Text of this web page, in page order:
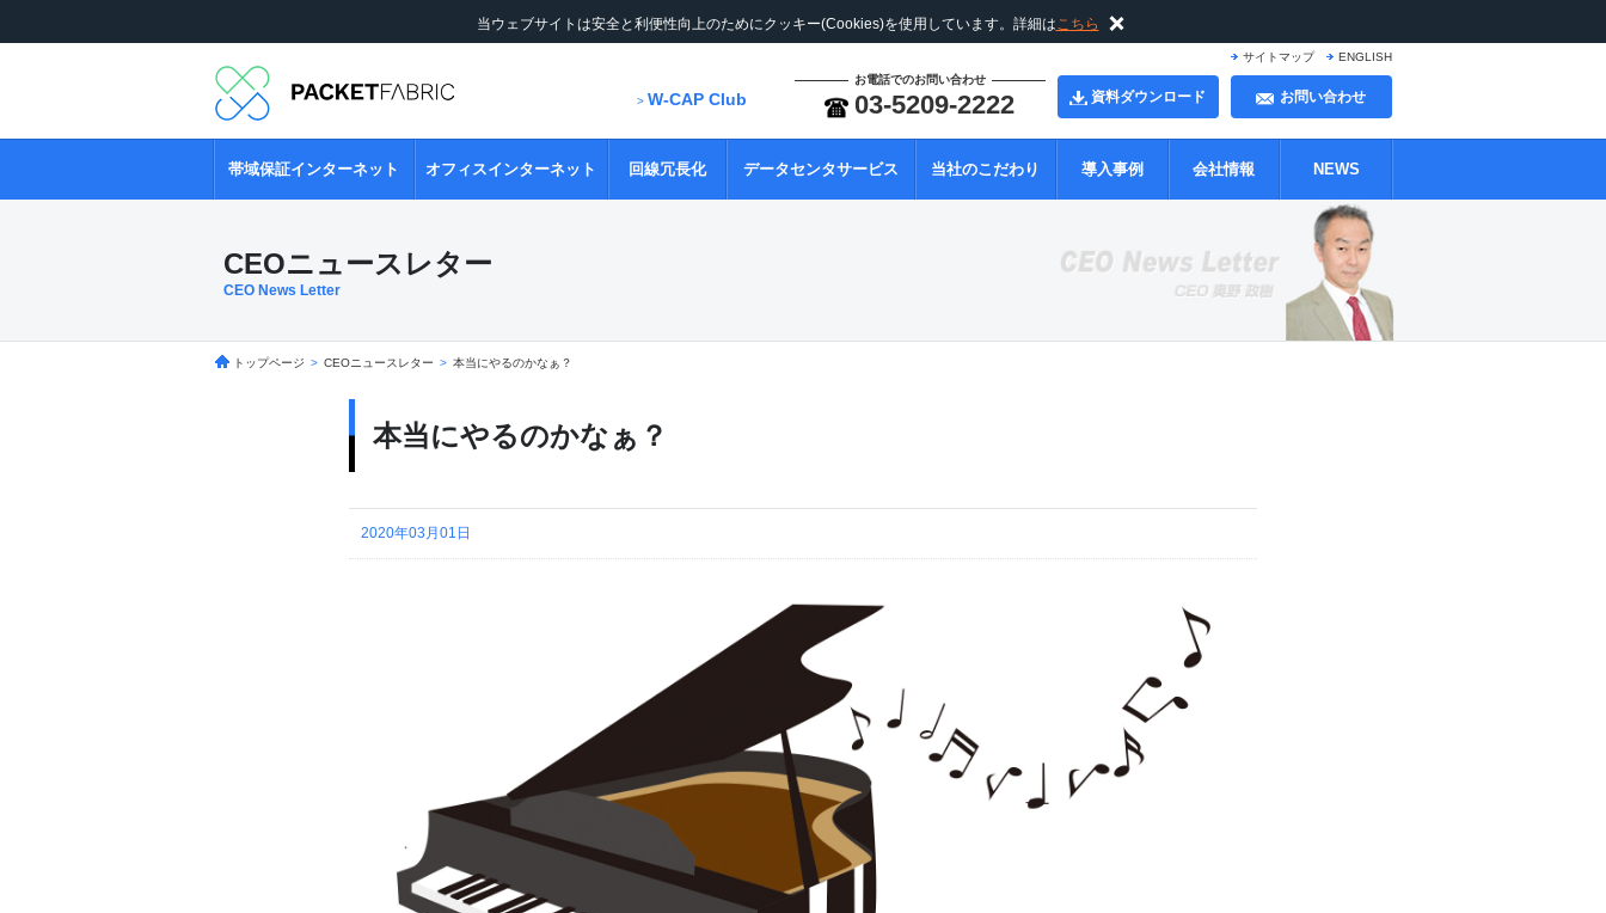
当ウェブサイトは安全と利便性向上のためにクッキー(Cookies)を使用しています。詳細はこちら
ENGLISH
サイトマップ
お問い合わせ
資料ダウンロード
お電話でのお問い合わせ
03-5209-2222
> W-CAP Club
帯域保証インターネット オフィスインターネット 回線冗長化 データセンタサービス 当社のこだわり 導入事例 会社情報 NEWS
CEOニュースレター
CEO News Letter
トップページ > CEOニュースレター > 本当にやるのかなぁ？
本当にやるのかなぁ？
2020年03月01日